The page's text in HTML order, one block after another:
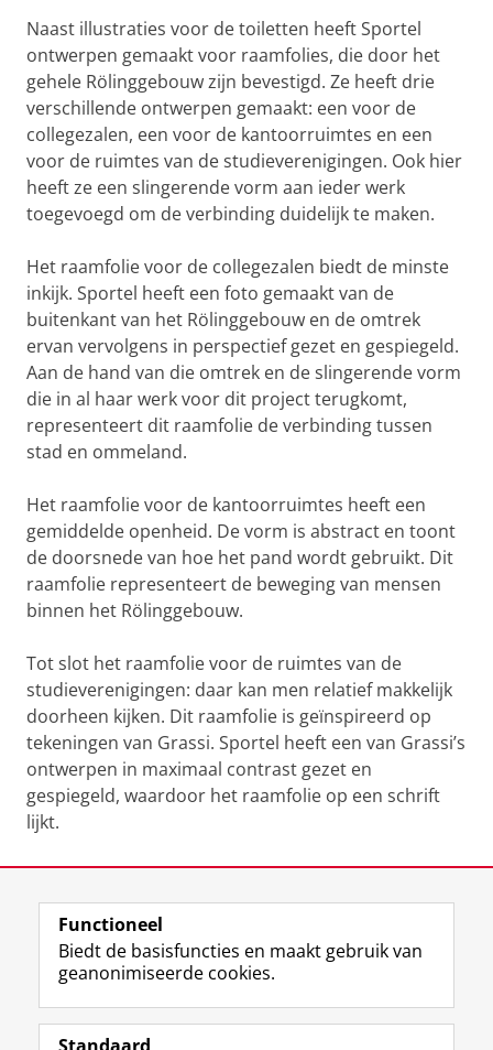
Naast illustraties voor de toiletten heeft Sportel
ontwerpen gemaakt voor raamfolies, die door het
gehele Rölinggebouw zijn bevestigd. Ze heeft drie
verschillende ontwerpen gemaakt: een voor de
collegezalen, een voor de kantoorruimtes en een
voor de ruimtes van de studieverenigingen. Ook hier
heeft ze een slingerende vorm aan ieder werk
toegevoegd om de verbinding duidelijk te maken.
Het raamfolie voor de collegezalen biedt de minste
inkijk. Sportel heeft een foto gemaakt van de
buitenkant van het Rölinggebouw en de omtrek
ervan vervolgens in perspectief gezet en gespiegeld.
Aan de hand van die omtrek en de slingerende vorm
die in al haar werk voor dit project terugkomt,
representeert dit raamfolie de verbinding tussen
stad en ommeland.
Het raamfolie voor de kantoorruimtes heeft een
gemiddelde openheid. De vorm is abstract en toont
de doorsnede van hoe het pand wordt gebruikt. Dit
raamfolie representeert de beweging van mensen
binnen het Rölinggebouw.
Tot slot het raamfolie voor de ruimtes van de
studieverenigingen: daar kan men relatief makkelijk
doorheen kijken. Dit raamfolie is geïnspireerd op
tekeningen van Grassi. Sportel heeft een van Grassi’s
ontwerpen in maximaal contrast gezet en
gespiegeld, waardoor het raamfolie op een schrift
lijkt.
View this page in:English
Volg de RUG
F
a
L
i
R
S
I
n
Y
o
Functioneel
Biedt de basisfuncties en maakt gebruik van
geanonimiseerde cookies.